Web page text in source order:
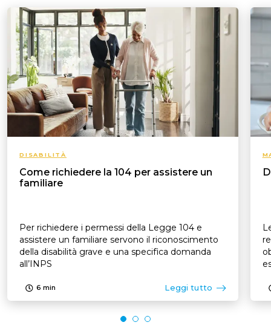
DISABILITÀ
Come richiedere la 104 per assistere un
familiare
Per richiedere i permessi della Legge 104 e
assistere un familiare servono il riconoscimento
della disabilità grave e una specifica domanda
all’INPS
6 min Leggi tutto